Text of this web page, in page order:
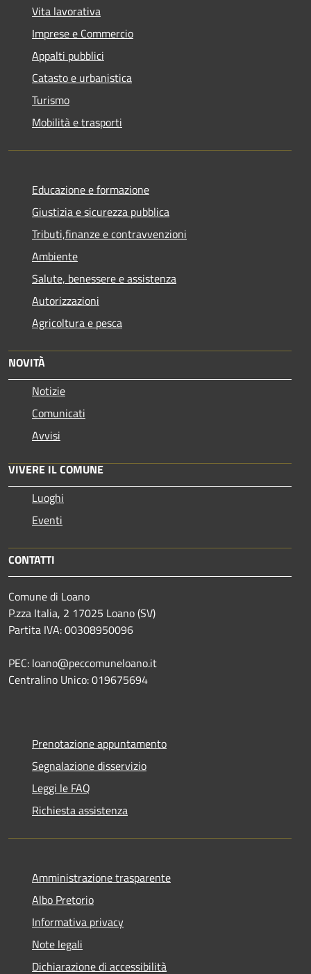
Vita lavorativa
Imprese e Commercio
Appalti pubblici
Catasto e urbanistica
Turismo
Mobilità e trasporti
Educazione e formazione
Giustizia e sicurezza pubblica
Tributi,finanze e contravvenzioni
Ambiente
Salute, benessere e assistenza
Autorizzazioni
Agricoltura e pesca
NOVITÀ
Notizie
Comunicati
Avvisi
VIVERE IL COMUNE
Luoghi
Eventi
CONTATTI
Comune di Loano
P.zza Italia, 2 17025 Loano (SV)
Partita IVA: 00308950096
PEC: loano@peccomuneloano.it
Centralino Unico: 019675694
Prenotazione appuntamento
Segnalazione disservizio
Leggi le FAQ
Richiesta assistenza
Amministrazione trasparente
Albo Pretorio
Informativa privacy
Note legali
Dichiarazione di accessibilità